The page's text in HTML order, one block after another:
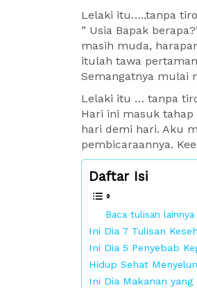
Lelaki itu…..tanpa
” Usia Bapak
masih muda,
itulah tawa
Semangatnya mulai
Lelaki itu … tanpa
Hari ini masuk tahap
hari demi hari. Aku
pembicaraannya.
Daftar Isi
Baca tulisan lainnya
Ini Dia 7 Tulisan
Ini Dia 5 Penyebab
Hidup Sehat
Ini Dia Makanan